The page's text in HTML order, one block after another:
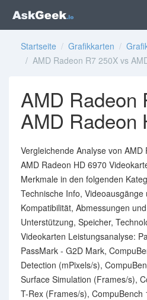
Startseite / Grafikkarten /
/ AMD Radeon R7 250X vs
AMD Radeon
AMD Radeon
Vergleichende Analyse von AMD
AMD Radeon HD 6970
Merkmale in den folgenden
Technische Info, Videoausgänge
Kompatibilität, Abmessungen
Unterstützung, Speicher,
Videokarten Leistungsanalyse:
PassMark - G2D Mark,
Detection (mPixels/s),
Surface Simulation (Frames/s),
T-Rex (Frames/s), CompuBench